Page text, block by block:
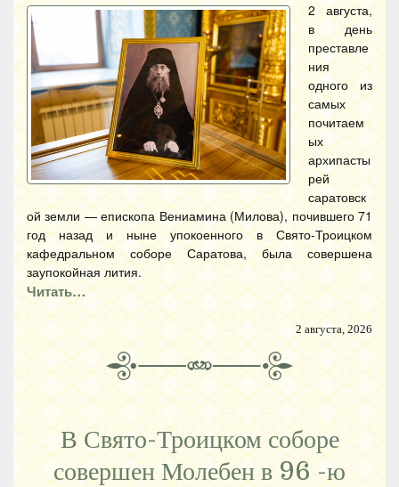
2 августа,
в день
преставле
ния
одного из
самых
почитаем
ых
архипасты
рей
саратовск
ой земли — епископа Вениамина (Милова), почившего 71
год назад и ныне упокоенного в Свято-Троицком
кафедральном соборе Саратова, была совершена
заупокойная лития.
Читать…
2 августа, 2026
В Свято-Троицком соборе
совершен Молебен в 96 -ю